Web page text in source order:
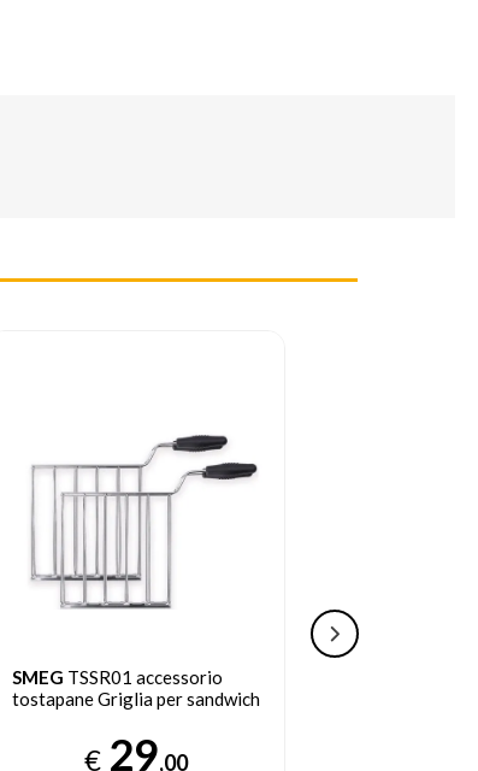
SMEG TSSR01 accessorio
tostapane Griglia per sandwich
€ 29,00